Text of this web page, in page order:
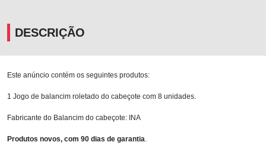
DESCRIÇÃO
Este anúncio contém os seguintes produtos:
1 Jogo de balancim roletado do cabeçote com 8 unidades.
Fabricante do Balancim do cabeçote: INA
Produtos novos, com 90 dias de garantia